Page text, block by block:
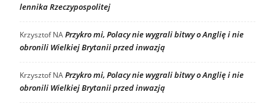
lennika Rzeczypospolitej
KrzysztofNAPrzykro mi, Polacy nie wygrali bitwy o Anglię i nie
obronili Wielkiej Brytanii przed inwazją
KrzysztofNAPrzykro mi, Polacy nie wygrali bitwy o Anglię i nie
obronili Wielkiej Brytanii przed inwazją